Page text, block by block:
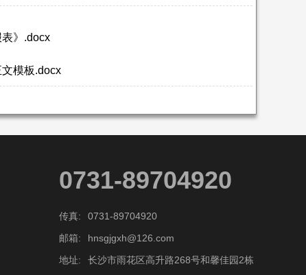
》.docx
模板.docx
0731-89704920
传真:
0731-89704920
邮箱:
hnsgjgxh@126.com
地址:
长沙市雨花区高升路268号和馨佳园2栋